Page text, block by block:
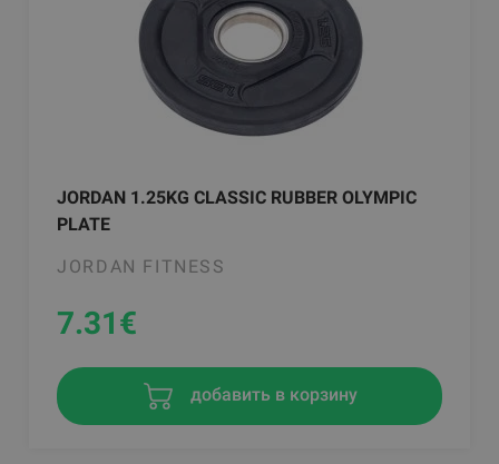
JORDAN 1.25KG CLASSIC RUBBER OLYMPIC
PLATE
JORDAN FITNESS
7.31€
добавить в корзину